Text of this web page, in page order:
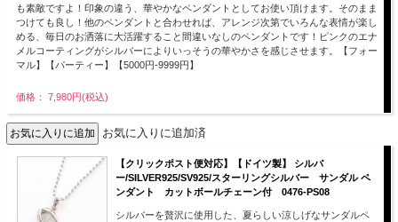
も素敵ですよ！印象の違う、華やかなペンダントとしてお使い頂けます。そのまま
つけても良し！他のペンダントと合わせれば、アレンジ次第でいろんな表情が楽し
める、毎日のお洒落に大活躍すること間違いなしのペンダントです！ピンクのエナ
メルコーティングがシルバーによりいっそうの華やかさを感じさせます。【フォー
マル】【パーティー】【5000円-9999円】
価格： 7,980円(税込)
お気に入りに追加済
【クリックポスト便対応】【ドイツ製】 シルバ
ー/SILVER925/SV925/スターリングシルバー サンダル ペ
ンダント カットボールチェーン付 0476-PS08
シルバーを贅沢に使用した、夏らしい涼しげなサンダルペ